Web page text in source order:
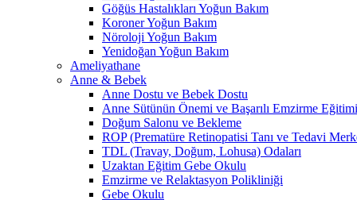
Göğüs Hastalıkları Yoğun Bakım
Koroner Yoğun Bakım
Nöroloji Yoğun Bakım
Yenidoğan Yoğun Bakım
Ameliyathane
Anne & Bebek
Anne Dostu ve Bebek Dostu
Anne Sütünün Önemi ve Başarılı Emzirme Eğitimi
Doğum Salonu ve Bekleme
ROP (Prematüre Retinopatisi Tanı ve Tedavi
TDL (Travay, Doğum, Lohusa) Odaları
Uzaktan Eğitim Gebe Okulu
Emzirme ve Relaktasyon Polikliniği
Gebe Okulu